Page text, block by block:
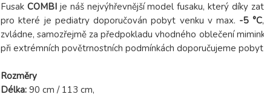
Fusak COMBIje náš nejvýhřevnější model fusaku, který díky
pro které je pediatry doporučován pobyt venku v max. -5 °C
zvládne, samozřejmě za předpokladu vhodného oblečení
při extrémních povětrnostních podmínkách doporučujeme
Rozměry
Délka: 90 cm / 113 cm,